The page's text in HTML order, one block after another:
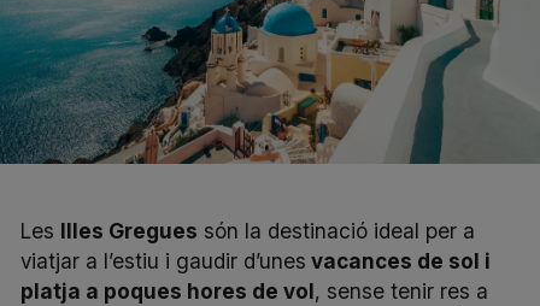
Les Illes Gregues són la destinació ideal per a
viatjar a l’estiu i gaudir d’unes vacances de sol i
platja a poques hores de vol, sense tenir res a